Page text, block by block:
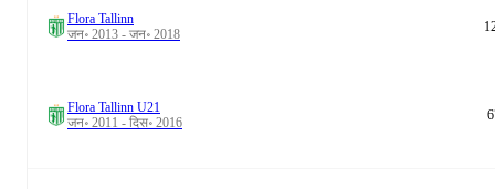
Flora Tallinn
जन॰ 2013 - जन॰ 2018
Flora Tallinn U21
जन॰ 2011 - दिस॰ 2016